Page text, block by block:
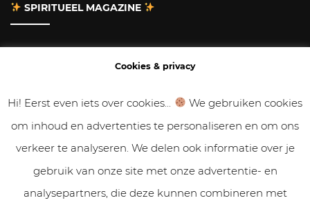
SPIRITUEEL MAGAZINE
Gastbloggen
Samenwerken
Cookies & Privacy
Cookies & privacy
Hi! Eerst even iets over cookies...
We gebruiken cookies
om inhoud en advertenties te personaliseren en om ons
verkeer te analyseren. We delen ook informatie over je
gebruik van onze site met onze advertentie- en
analysepartners, die deze kunnen combineren met